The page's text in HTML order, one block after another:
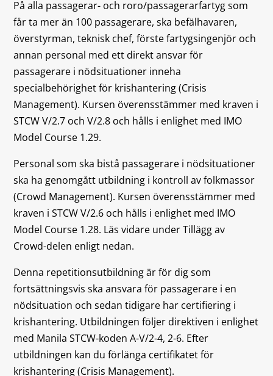
På alla passagerar- och roro/passagerarfartyg som
får ta mer än 100 passagerare, ska befälhavaren,
överstyrman, teknisk chef, förste fartygsingenjör och
annan personal med ett direkt ansvar för
passagerare i nödsituationer inneha
specialbehörighet för krishantering (Crisis
Management). Kursen överensstämmer med kraven i
STCW V/2.7 och V/2.8 och hålls i enlighet med IMO
Model Course 1.29.
Personal som ska bistå passagerare i nödsituationer
ska ha genomgått utbildning i kontroll av folkmassor
(Crowd Management). Kursen överensstämmer med
kraven i STCW V/2.6 och hålls i enlighet med IMO
Model Course 1.28. Läs vidare under Tillägg av
Crowd-delen enligt nedan.
Denna repetitionsutbildning är för dig som
fortsättningsvis ska ansvara för passagerare i en
nödsituation och sedan tidigare har certifiering i
krishantering. Utbildningen följer direktiven i enlighet
med Manila STCW-koden A-V/2-4, 2-6. Efter
utbildningen kan du förlänga certifikatet för
krishantering (Crisis Management).